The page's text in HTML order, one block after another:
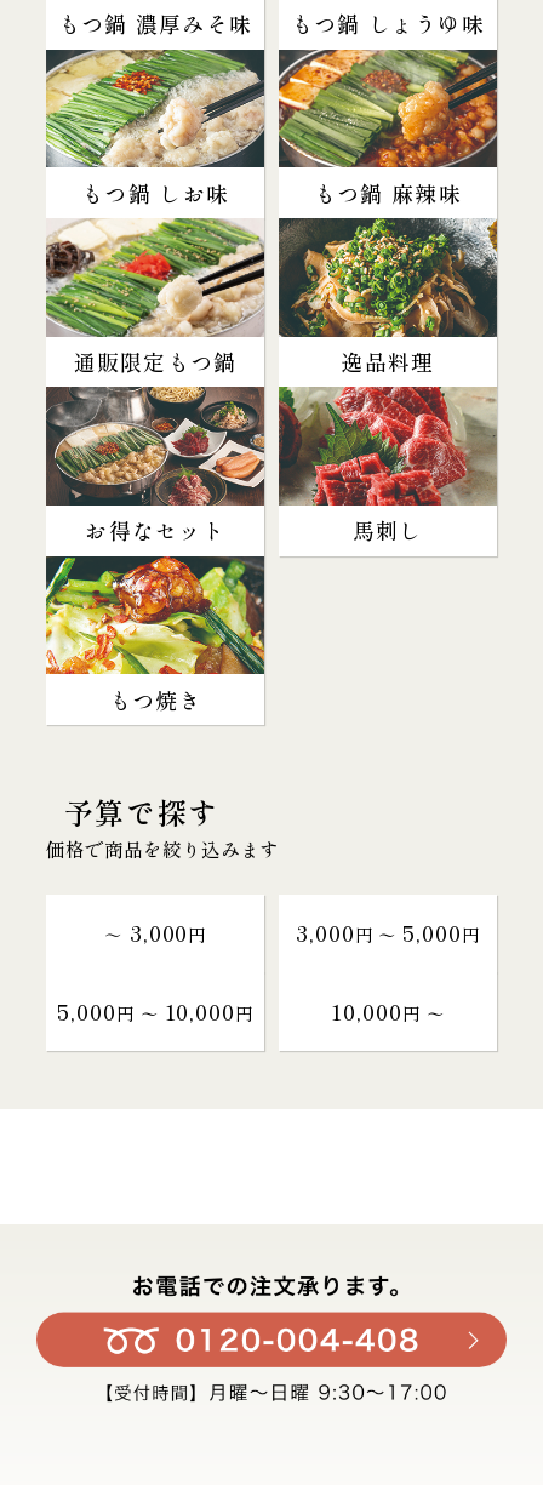
もつ鍋 濃厚みそ味 もつ鍋 しょうゆ味
もつ鍋 しお味 もつ鍋 麻辣味
通販限定もつ鍋 逸品料理
お得なセット 馬刺し
もつ焼き
予算で探す
価格で商品を絞り込みます
～ 3,000円 3,000円 〜 5,000円
5,000円 〜 10,000円 10,000円 〜